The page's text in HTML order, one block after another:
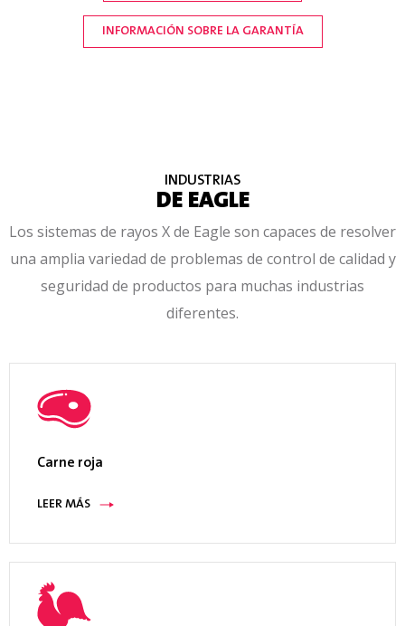
radiaciones
Emisiones de rayos X <1 uS/hora; cumple con las
normas 21 CFR 1020.40, 21 CFR 179.21 y las
eléctrica
Cumple con los circuitos de seguridad CAT-3
(EN954), PLd (EN13849) con visualización del
térmica
suministro de agua de la planta ≥7,6LPM, se
requiere de 13°C a 21°C; Acondicionador de aire
INFORMACIÓN SOBRE LA GARANTÍA
INDUSTRIAS
DE EAGLE
Los sistemas de rayos X de Eagle son capaces de resolver
una amplia variedad de problemas de control de calidad y
seguridad de productos para muchas industrias
diferentes.
Carne roja
LEER MÁS